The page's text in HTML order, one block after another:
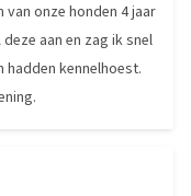
van onze honden 4 jaar
aan en zag ik snel
kennelhoest.